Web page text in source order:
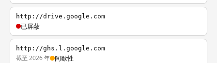
http://drive.google.com
已屏蔽
http://ghs.l.google.com
截至 2026 年 间歇性